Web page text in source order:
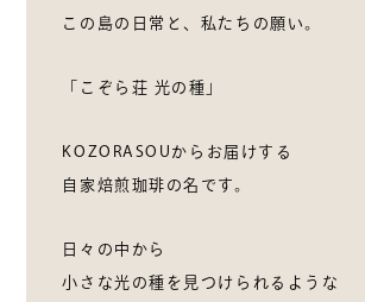
この島の日常と、私たちの願い。
「こぞら荘 光の種」
KOZORASOUからお届けする
自家焙煎珈琲の名です。
日々の中から
小さな光の種を見つけられるような